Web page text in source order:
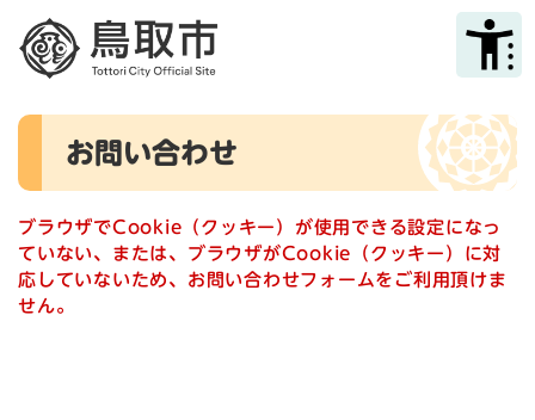
メニューを飛ばして本文へ
本
お問い合わせ
ブラウザでCookie（クッキー）が使用できる設定になっ
ていない、または、ブラウザがCookie（クッキー）に対
応していないため、お問い合わせフォームをご利用頂けま
せん。